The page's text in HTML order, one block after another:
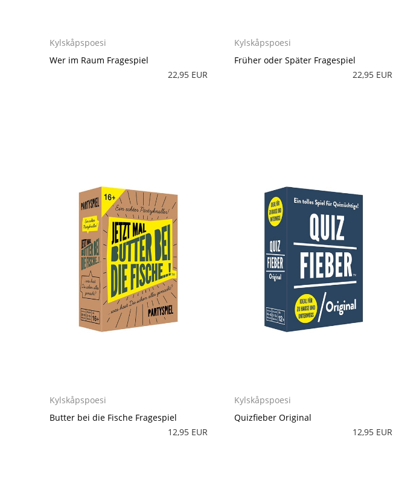
Kylskåpspoesi
Wer im Raum Fragespiel
22,95 EUR
Kylskåpspoesi
Früher oder Später Fragespiel
22,95 EUR
Kylskåpspoesi
Butter bei die Fische Fragespiel
12,95 EUR
Kylskåpspoesi
Quizfieber Original
12,95 EUR